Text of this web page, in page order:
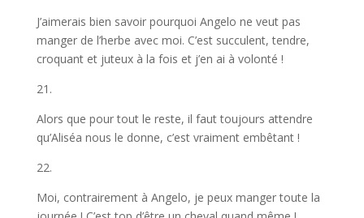
J’aimerais bien savoir pourquoi Angelo ne veut pas
manger de l’herbe avec moi. C’est succulent, tendre,
croquant et juteux à la fois et j’en ai à volonté !
21.
Alors que pour tout le reste, il faut toujours attendre
qu’Aliséa nous le donne, c’est vraiment embêtant !
22.
Moi, contrairement à Angelo, je peux manger toute la